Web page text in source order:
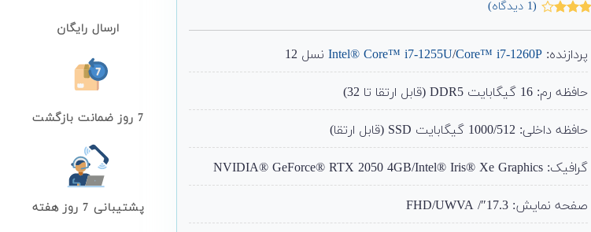
(
1 دیدگاه)
پردازنده: Intel® Core™ i7-1255U/Core™ i7-1260P نسل 12
حافظه رم: 16 گیگابایت DDR5 (قابل ارتقا تا 32)
حافظه داخلی: 1000/512 گیگابایت SSD (قابل ارتقا)
گرافیک: NVIDIA® GeForce® RTX 2050 4GB/Intel® Iris® Xe Graphics
صفحه نمایش: 17.3″/ FHD/UWVA
ارسال رایگان
7 روز ضمانت بازگشت
پشتیبانی 7 روز هفته